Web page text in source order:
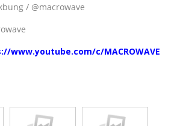
/ @macrowave
www.youtube.com/c/MACROWAVE